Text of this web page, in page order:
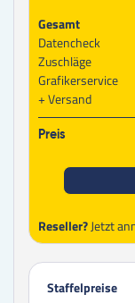
Gesamt
Datencheck
Zuschläge
Grafikerservice
Versand
Preis
Reseller?Jetzt
Staffelpreise